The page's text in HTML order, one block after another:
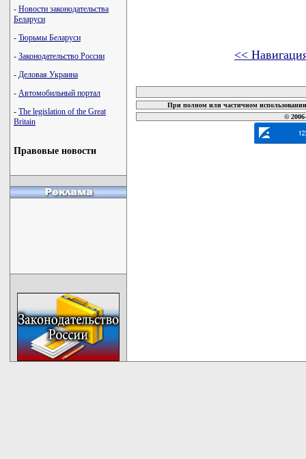
- Новости законодательства
Беларуси
- Тюрьмы Беларуси
- Законодательство России
- Деловая Украина
- Автомобильный портал
- The legislation of the Great
Britain
Правовые новости
<<
При полном или частичном
©